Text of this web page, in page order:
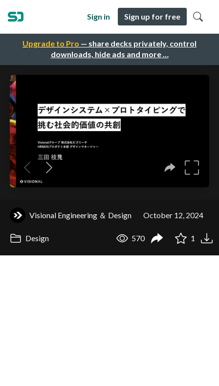
Upgrade to Pro — share decks privately, control
downloads, hide ads and more …
Sign in Sign up for free
Visional Engineering ＆ Design October 12, 2024
Design 570 1